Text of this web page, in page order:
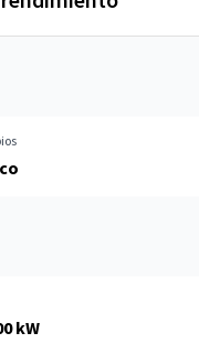
kW